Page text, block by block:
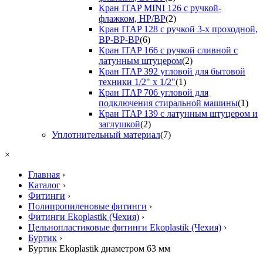
Кран ITAP MINI 126 с ручкой-
флажком, НР/ВР(2)
Кран ITAP 128 с ручкой 3-х проходной,
ВР-ВР-ВР(6)
Кран ITAP 166 с ручкой сливной с
латунным штуцером(2)
Кран ITAP 392 угловой для бытовой
техники 1/2" х 1/2"(1)
Кран ITAP 706 угловой для
подключения стиральной машины(1)
Кран ITAP 139 с латунным штуцером и
заглушкой(2)
Уплотнительный материал(7)
×
Главная ›
Каталог ›
Фитинги ›
Полипропиленовые фитинги ›
Фитинги Ekoplastik (Чехия) ›
Цельнопластиковые фитинги Ekoplastik (Чехия) ›
Буртик ›
Буртик Ekoplastik диаметром 63 мм